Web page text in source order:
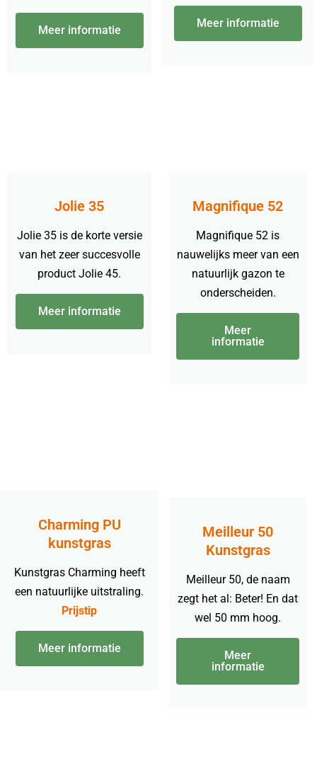
Meer informatie
Meer informatie
Jolie 35
Jolie 35 is de korte versie
van het zeer succesvolle
product Jolie 45.
Meer informatie
Magnifique 52
Magnifique 52 is
nauwelijks meer van een
natuurlijk gazon te
onderscheiden.
Meer
informatie
Charming PU
kunstgras
Kunstgras Charming heeft
een natuurlijke uitstraling.
Prijstip
Meer informatie
Meilleur 50
Kunstgras
Meilleur 50, de naam
zegt het al: Beter! En dat
wel 50 mm hoog.
Meer
informatie